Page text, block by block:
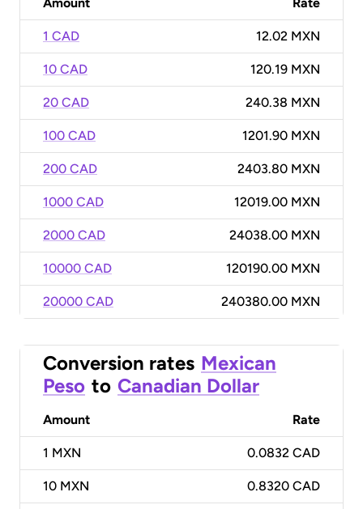
Amount Rate
1 CAD 12.02 MXN
10 CAD 120.19 MXN
20 CAD 240.38 MXN
100 CAD 1201.90 MXN
200 CAD 2403.80 MXN
1000 CAD 12019.00 MXN
2000 CAD 24038.00 MXN
10000 CAD 120190.00 MXN
20000 CAD 240380.00 MXN
Conversion rates Mexican
Peso to Canadian Dollar
Amount Rate
1 MXN 0.0832 CAD
10 MXN 0.8320 CAD